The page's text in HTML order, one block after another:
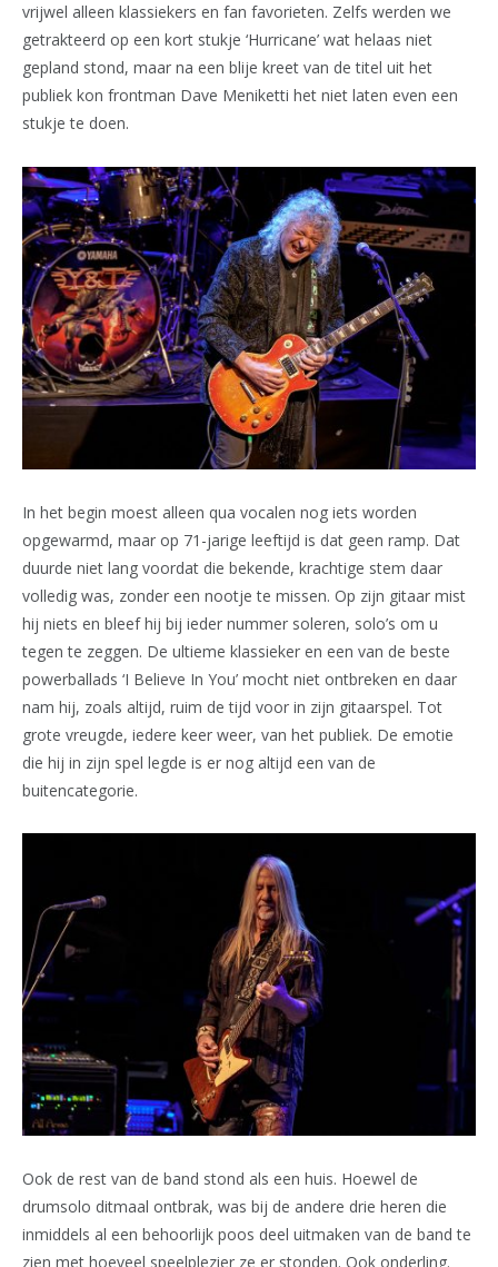
vrijwel alleen klassiekers en fan favorieten. Zelfs werden we
getrakteerd op een kort stukje ‘Hurricane’ wat helaas niet
gepland stond, maar na een blije kreet van de titel uit het
publiek kon frontman Dave Meniketti het niet laten even een
stukje te doen.
In het begin moest alleen qua vocalen nog iets worden
opgewarmd, maar op 71-jarige leeftijd is dat geen ramp. Dat
duurde niet lang voordat die bekende, krachtige stem daar
volledig was, zonder een nootje te missen. Op zijn gitaar mist
hij niets en bleef hij bij ieder nummer soleren, solo’s om u
tegen te zeggen. De ultieme klassieker en een van de beste
powerballads ‘I Believe In You’ mocht niet ontbreken en daar
nam hij, zoals altijd, ruim de tijd voor in zijn gitaarspel. Tot
grote vreugde, iedere keer weer, van het publiek. De emotie
die hij in zijn spel legde is er nog altijd een van de
buitencategorie.
Ook de rest van de band stond als een huis. Hoewel de
drumsolo ditmaal ontbrak, was bij de andere drie heren die
inmiddels al een behoorlijk poos deel uitmaken van de band te
zien met hoeveel speelplezier ze er stonden. Ook onderling.